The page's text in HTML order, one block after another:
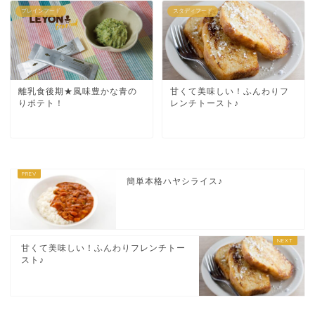
ブレインフード
離乳食後期★風味豊かな青の
りポテト！
スタディフード
甘くて美味しい！ふんわりフ
レンチトースト♪
簡単本格ハヤシライス♪
甘くて美味しい！ふんわりフレンチトー
スト♪